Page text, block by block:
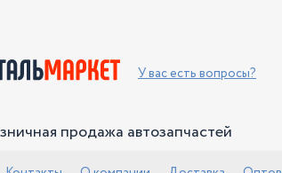
продажа автозапчастей
У вас есть вопросы?